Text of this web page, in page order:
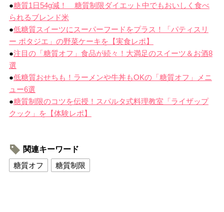
●糖質1日54g減！ 糖質制限ダイエット中でもおいしく食べ
られるブレンド米
●低糖質スイーツにスーパーフードをプラス！「パティスリ
ー ポタジエ」の野菜ケーキを【実食レポ】
●注目の「糖質オフ」食品が続々！大満足のスイーツ＆お酒8
選
●低糖質おせちも！ラーメンや牛丼もOKの「糖質オフ」メニ
ュー6選
●糖質制限のコツを伝授！スパルタ式料理教室「ライザップ
クック」を【体験レポ】
関連キーワード
糖質オフ
糖質制限